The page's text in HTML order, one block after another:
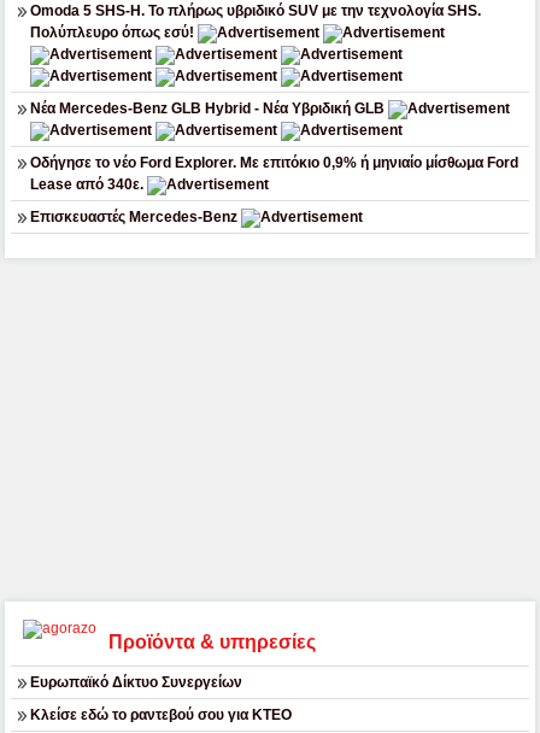
Omoda 5 SHS-H. Το πλήρως υβριδικό SUV με την τεχνολογία SHS.
Πολύπλευρο όπως εσύ!
Νέα Mercedes-Benz GLB Hybrid - Νέα Υβριδική GLB
Οδήγησε το νέο Ford Explorer. Με επιτόκιο 0,9% ή μηνιαίο μίσθωμα Ford
Lease από 340ε.
Επισκευαστές Mercedes-Benz
Προϊόντα & υπηρεσίες
Ευρωπαϊκό Δίκτυο Συνεργείων
Κλείσε εδώ το ραντεβού σου για ΚΤΕΟ